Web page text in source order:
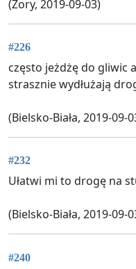
(Żory, 2019-09-03)
#226
często jeżdżę do gliwic
strasznie wydłużają
(Bielsko-Biała, 2019-09-
#232
Ułatwi mi to drogę na
(Bielsko-Biała, 2019-09-
#240